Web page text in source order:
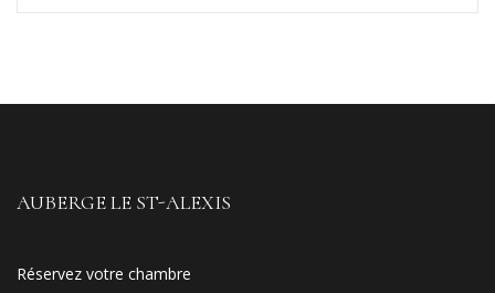
AUBERGE LE ST-ALEXIS
Réservez votre chambre